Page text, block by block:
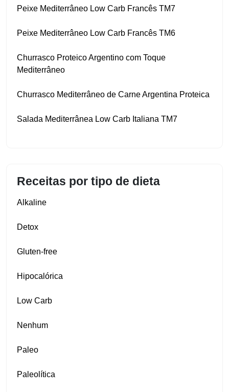
Peixe Mediterrâneo Low Carb Francês TM7
Peixe Mediterrâneo Low Carb Francês TM6
Churrasco Proteico Argentino com Toque
Mediterrâneo
Churrasco Mediterrâneo de Carne Argentina Proteica
Salada Mediterrânea Low Carb Italiana TM7
Receitas por tipo de dieta
Alkaline
Detox
Gluten‑free
Hipocalórica
Low Carb
Nenhum
Paleo
Paleolítica